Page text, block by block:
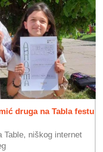
druga na Tabla festu
Table, niškog internet